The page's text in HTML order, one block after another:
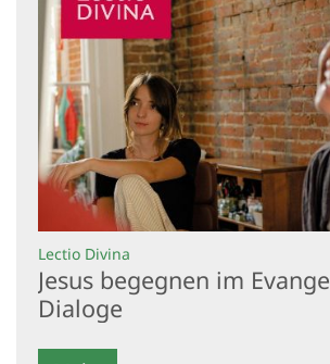
Lectio Divina
Jesus begegnen im
Dialoge